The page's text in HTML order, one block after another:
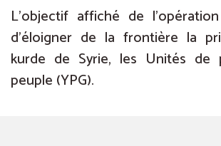
L’objectif affiché de
d’éloigner de la frontière la
kurde de Syrie, les Unités de
peuple (YPG).